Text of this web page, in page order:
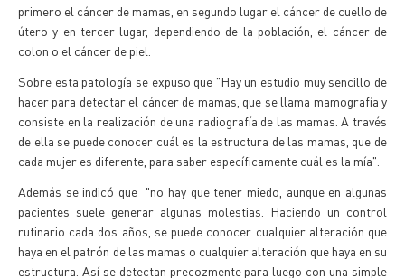
primero el cáncer de mamas, en segundo lugar el cáncer de cuello de
útero y en tercer lugar, dependiendo de la población, el cáncer de
colon o el cáncer de piel.
Sobre esta patología se expuso que "Hay un estudio muy sencillo de
hacer para detectar el cáncer de mamas, que se llama mamografía y
consiste en la realización de una radiografía de las mamas. A través
de ella se puede conocer cuál es la estructura de las mamas, que de
cada mujer es diferente, para saber específicamente cuál es la mía".
Además se indicó que "no hay que tener miedo, aunque en algunas
pacientes suele generar algunas molestias. Haciendo un control
rutinario cada dos años, se puede conocer cualquier alteración que
haya en el patrón de las mamas o cualquier alteración que haya en su
estructura. Así se detectan precozmente para luego con una simple